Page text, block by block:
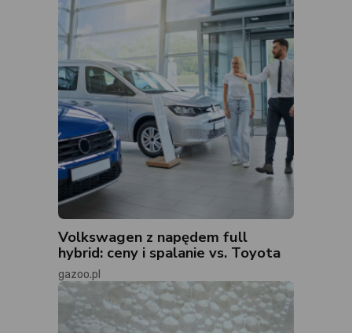
Volkswagen z napędem full
hybrid: ceny i spalanie vs. Toyota
gazoo.pl